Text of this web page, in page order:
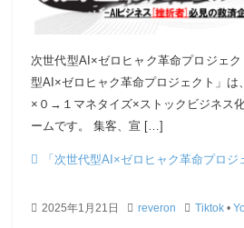
次世代型AI×ゼロヒャク革命プロジェ
型AI×ゼロヒャク革命プロジェクト」
×０→１マネタイズ×ストックビジネス
ームです。 集客、宣 […]
「次世代型AI×ゼロヒャク革命プロ
2025年1月21日 reveron Tiktok •